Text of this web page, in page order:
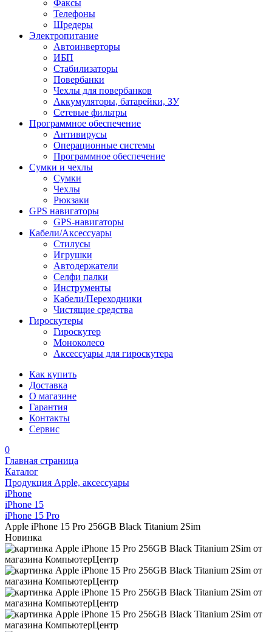
Факсы
Телефоны
Шредеры
Электропитание
Автоинверторы
ИБП
Стабилизаторы
Повербанки
Чехлы для повербанков
Аккумуляторы, батарейки, ЗУ
Сетевые фильтры
Программное обеспечение
Антивирусы
Операционные системы
Программное обеспечение
Сумки и чехлы
Сумки
Чехлы
Рюкзаки
GPS навигаторы
GPS-навигаторы
Кабели/Аксессуары
Стилусы
Игрушки
Автодержатели
Селфи палки
Инструменты
Кабели/Переходники
Чистящие средства
Гироскутеры
Гироскутер
Моноколесо
Аксессуары для гироскутера
Как купить
Доставка
О магазине
Гарантия
Контакты
Сервис
0
Главная страница
Каталог
Продукция Apple, аксессуары
iPhone
iPhone 15
iPhone 15 Pro
Apple iPhone 15 Pro 256GB Black Titanium 2Sim
Новинка